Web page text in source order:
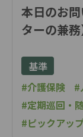
本日のお
ターの兼務
基準
#介護保険
#
#定期巡回・
#ピックアッ